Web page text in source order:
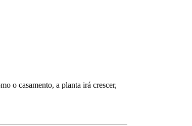
o casamento, a planta irá crescer,